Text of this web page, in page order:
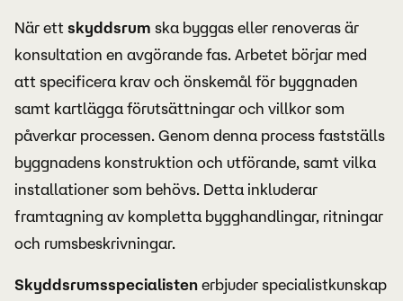
När ett skyddsrum ska byggas eller renoveras är
konsultation en avgörande fas. Arbetet börjar med
att specificera krav och önskemål för byggnaden
samt kartlägga förutsättningar och villkor som
påverkar processen. Genom denna process fastställs
byggnadens konstruktion och utförande, samt vilka
installationer som behövs. Detta inkluderar
framtagning av kompletta bygghandlingar, ritningar
och rumsbeskrivningar.
Skyddsrumsspecialisten erbjuder specialistkunskap